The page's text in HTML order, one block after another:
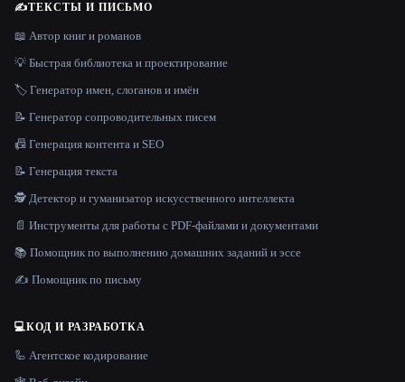
✍️ТЕКСТЫ И ПИСЬМО
📖 Автор книг и романов
💡 Быстрая библиотека и проектирование
🏷️ Генератор имен, слоганов и имён
📝 Генератор сопроводительных писем
📠 Генерация контента и SEO
📝 Генерация текста
🕵️ Детектор и гуманизатор искусственного интеллекта
📄 Инструменты для работы с PDF-файлами и документами
📚 Помощник по выполнению домашних заданий и эссе
✍️ Помощник по письму
💻КОД И РАЗРАБОТКА
🦾 Агентское кодирование